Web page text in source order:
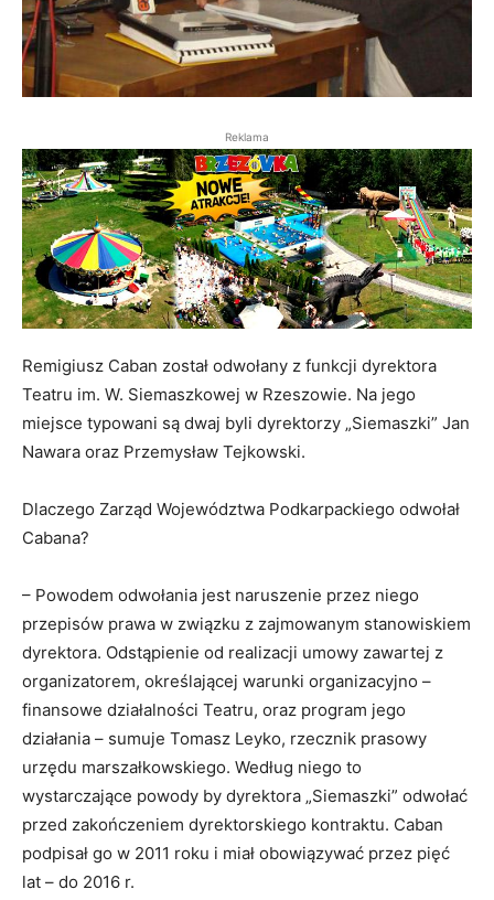
Reklama
Remigiusz Caban został odwołany z funkcji dyrektora
Teatru im. W. Siemaszkowej w Rzeszowie. Na jego
miejsce typowani są dwaj byli dyrektorzy „Siemaszki” Jan
Nawara oraz Przemysław Tejkowski.
Dlaczego Zarząd Województwa Podkarpackiego odwołał
Cabana?
– Powodem odwołania jest naruszenie przez niego
przepisów prawa w związku z zajmowanym stanowiskiem
dyrektora. Odstąpienie od realizacji umowy zawartej z
organizatorem, określającej warunki organizacyjno –
finansowe działalności Teatru, oraz program jego
działania – sumuje Tomasz Leyko, rzecznik prasowy
urzędu marszałkowskiego. Według niego to
wystarczające powody by dyrektora „Siemaszki” odwołać
przed zakończeniem dyrektorskiego kontraktu. Caban
podpisał go w 2011 roku i miał obowiązywać przez pięć
lat – do 2016 r.